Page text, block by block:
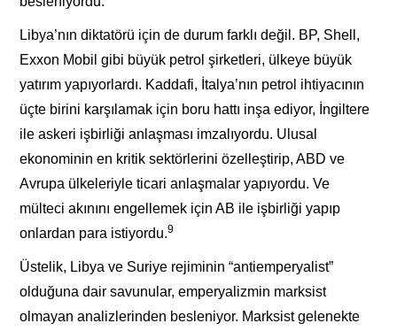
Libya’nın diktatörü için de durum farklı değil. BP, Shell,
Exxon Mobil gibi büyük petrol şirketleri, ülkeye büyük
yatırım yapıyorlardı. Kaddafi, İtalya’nın petrol ihtiyacının
üçte birini karşılamak için boru hattı inşa ediyor, İngiltere
ile askeri işbirliği anlaşması imzalıyordu. Ulusal
ekonominin en kritik sektörlerini özelleştirip, ABD ve
Avrupa ülkeleriyle ticari anlaşmalar yapıyordu. Ve
mülteci akınını engellemek için AB ile işbirliği yapıp
onlardan para istiyordu.9
Üstelik, Libya ve Suriye rejiminin “antiemperyalist”
olduğuna dair savunular, emperyalizmin marksist
olmayan analizlerinden besleniyor. Marksist gelenekte